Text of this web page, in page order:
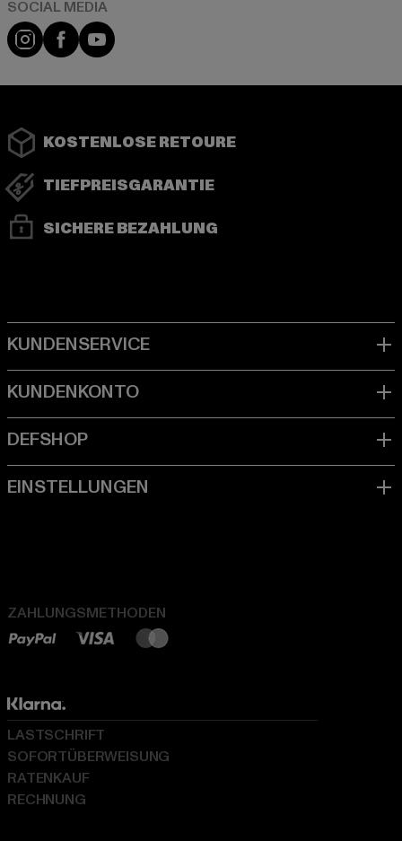
Instagram
FacebookYouTube
KOSTENLOSE RETOURE
TIEFPREISGARANTIE
SICHERE BEZAHLUNG
ZAHLUNGSMETHODEN
LASTSCHRIFT
SOFORTÜBERWEISUNG
RATENKAUF
RECHNUNG